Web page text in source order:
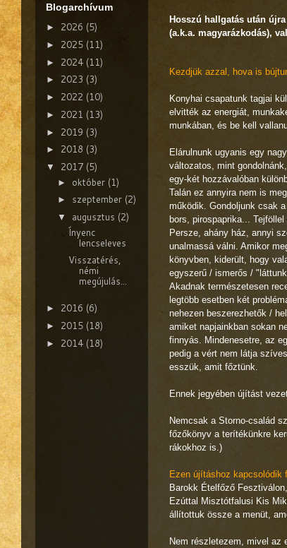
Hosszú hallgatás után
(a.k.a. magyarázkodás),
Kezdjük azzal, hova is
Konyhai csapatunk tagjai
elvitték az energiát,
munkában, és be kell
Elárulnunk ugyanis egy
változatos, mint
egy-két hozzávalóban
Talán ez annyira nem is
működik. Gondoljunk csak
bors, pirospaprika...
Persze, ahány ház, annyi
unalmassá válni. Amikor
könyvben, kiderült, hogy
egyszerű / ismerős /
Akadnak természetesen
legtöbb esetben két
nehezen beszerezhetők /
amiket napjainkban sokan
finnyás. Mindenesetre, az
pedig a vért nem látja
esszük, amit főztünk.
Ennek jegyében újítást
Nemcsak a Storno-család
főzőkönyv a terítékünkre
rákokhoz is.)
Ezen újításhoz kapcsolódik
Barokk Ételfőző
Ezúttal Misztótfalusi Kis
állítottuk össze a menüt,
Nem részletezem, mivel az
Blogarchívum
► 2026 (5)
► 2025 (11)
► 2024 (11)
► 2023 (3)
► 2022 (10)
► 2021 (13)
► 2019 (3)
► 2018 (3)
▼ 2017 (5)
► október (1)
► szeptember (2)
▼ augusztus (2)
Ínyenc
lencseleves
Visszatérés,
némi
megújulás...
► 2016 (6)
► 2015 (18)
► 2014 (18)